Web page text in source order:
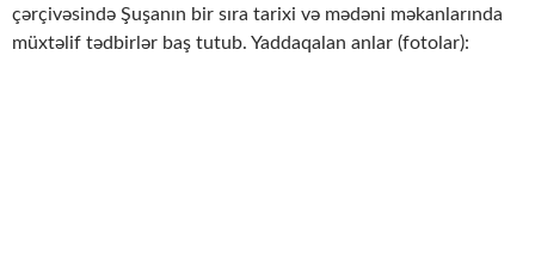
çərçivəsində Şuşanın bir sıra tarixi və mədəni məkanlarında
müxtəlif tədbirlər baş tutub. Yaddaqalan anlar (fotolar):